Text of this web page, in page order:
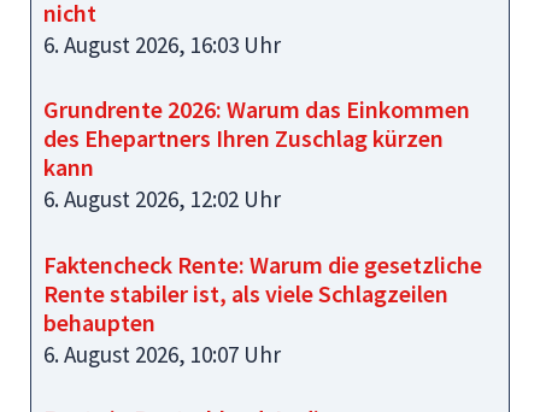
nicht
6. August 2026, 16:03 Uhr
Grundrente 2026: Warum das Einkommen
des Ehepartners Ihren Zuschlag kürzen
kann
6. August 2026, 12:02 Uhr
Faktencheck Rente: Warum die gesetzliche
Rente stabiler ist, als viele Schlagzeilen
behaupten
6. August 2026, 10:07 Uhr